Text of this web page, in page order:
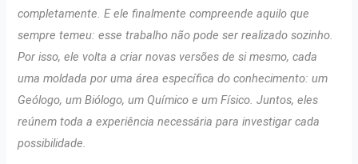
completamente. E ele finalmente compreende aquilo que
sempre temeu: esse trabalho não pode ser realizado sozinho.
Por isso, ele volta a criar novas versões de si mesmo, cada
uma moldada por uma área específica do conhecimento: um
Geólogo, um Biólogo, um Químico e um Físico. Juntos, eles
reúnem toda a experiência necessária para investigar cada
possibilidade.